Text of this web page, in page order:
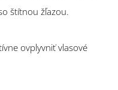
štítnou žľazou.
ovplyvniť vlasové